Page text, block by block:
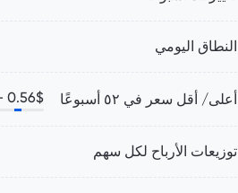
النطاق اليومي
أعلى/ أقل سعر في ٥٢ أسبوعًا 0.56$ -
توزيعات الأرباح لكل سهم